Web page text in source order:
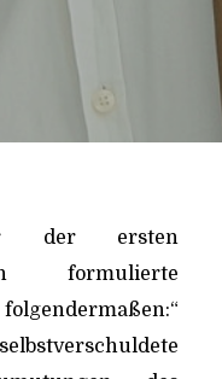
der ersten
formulierte